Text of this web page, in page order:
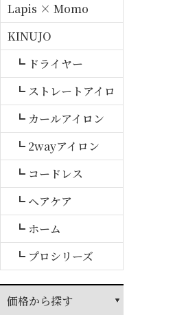
Lapis × Momo
KINUJO
┗ ドライヤー
┗ ストレートアイロ
ン
┗ カールアイロン
┗ 2wayアイロン
┗ コードレス
┗ ヘアケア
┗ ホーム
┗ プロシリーズ
価格から探す